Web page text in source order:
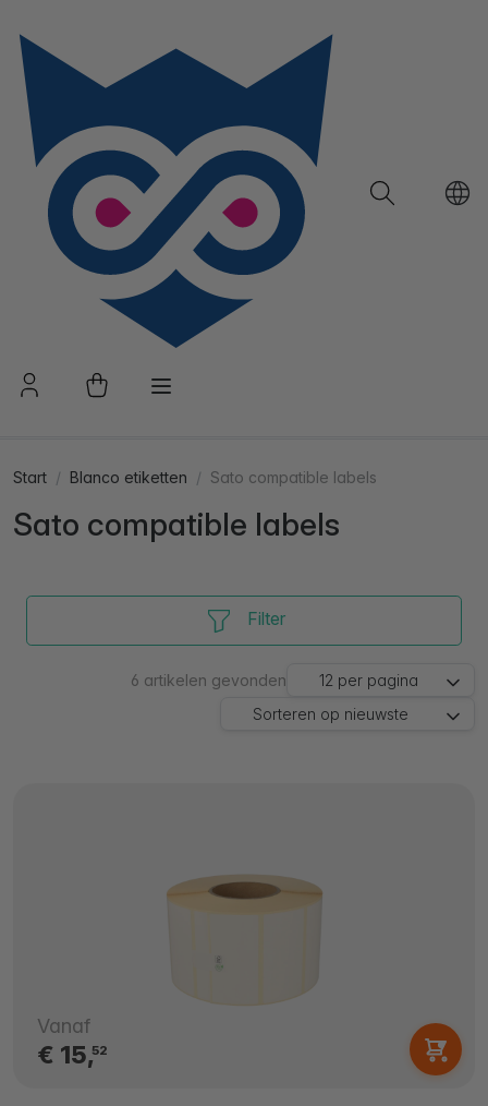
Start Blanco etiketten Sato compatible labels
Sato compatible labels
Filter
6 artikelen gevonden 12 per pagina
Sorteren op nieuwste
Vanaf
€ 15,52